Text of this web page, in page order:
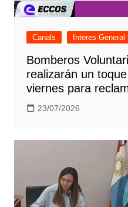
Canals Interes General
Bomberos
realizarán un
viernes para
23/07/2026